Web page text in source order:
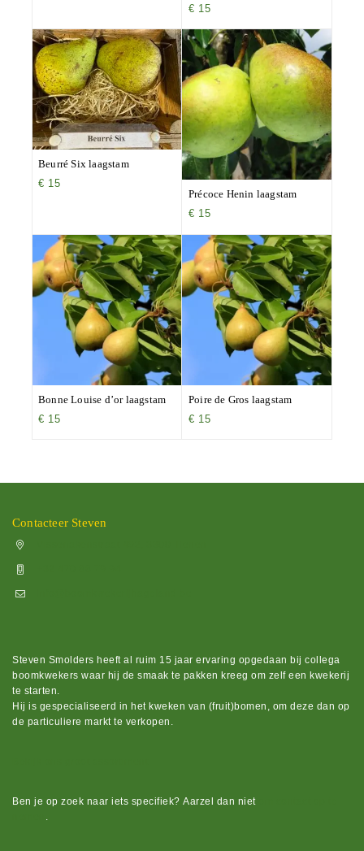
€ 15
Beurré Six laagstam
€ 15
Précoce Henin laagstam
€ 15
Bonne Louise d’or laagstam
€ 15
Poire de Gros laagstam
€ 15
Contacteer Steven
Steven Smolders heeft al ruim 15 jaar ervaring opgedaan bij collega
boomkwekers waar hij de smaak te pakken kreeg om zelf een kwekerij
te starten.
Hij is gespecialiseerd in het kweken van (fruit)bomen, om deze dan op
de particuliere markt te verkopen.
Ben je op zoek naar iets specifiek? Aarzel dan niet
.